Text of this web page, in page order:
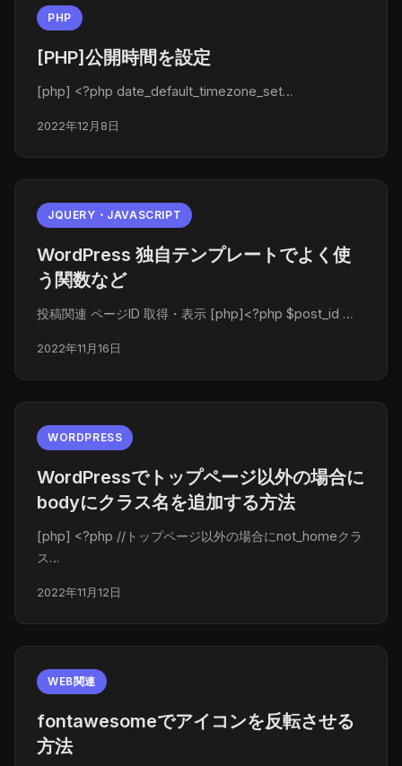
PHP
[PHP]公開時間を設定
[php] <?php date_default_timezone_set…
2022年12月8日
JQUERY・JAVASCRIPT
WordPress 独自テンプレートでよく使
う関数など
投稿関連 ページID 取得・表示 [php]<?php $post_id …
2022年11月16日
WORDPRESS
WordPressでトップページ以外の場合に
bodyにクラス名を追加する方法
[php] <?php //トップページ以外の場合にnot_homeクラ
ス…
2022年11月12日
WEB関連
fontawesomeでアイコンを反転させる
方法